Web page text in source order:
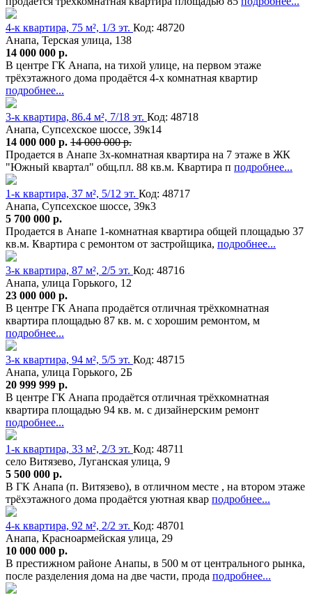
4-к квартира, 75 м², 1/3 эт. Код: 48720
Анапа, Терская улица, 138
14 000 000 р.
В центре ГК Анапа, на тихой улице, на первом этаже
трёхэтажного дома продаётся 4-х комнатная квартир
подробнее...
3-к квартира, 86.4 м², 7/18 эт. Код: 48718
Анапа, Супсехское шоссе, 39к14
14 000 000 р. 14 000 000 р.
Продается в Анапе 3х-комнатная квартира на 7 этаже в ЖК
"Южный квартал" общ.пл. 88 кв.м. Квартира п подробнее...
1-к квартира, 37 м², 5/12 эт. Код: 48717
Анапа, Супсехское шоссе, 39к3
5 700 000 р.
Продается в Анапе 1-комнатная квартира общей площадью 37
кв.м. Квартира с ремонтом от застройщика, подробнее...
3-к квартира, 87 м², 2/5 эт. Код: 48716
Анапа, улица Горького, 12
23 000 000 р.
В центре ГК Анапа продаётся отличная трёхкомнатная
квартира площадью 87 кв. м. с хорошим ремонтом, м
подробнее...
3-к квартира, 94 м², 5/5 эт. Код: 48715
Анапа, улица Горького, 2Б
20 999 999 р.
В центре ГК Анапа продаётся отличная трёхкомнатная
квартира площадью 94 кв. м. с дизайнерским ремонт
подробнее...
1-к квартира, 33 м², 2/3 эт. Код: 48711
село Витязево, Луганская улица, 9
5 500 000 р.
В ГК Анапа (п. Витязево), в отличном месте , на втором этаже
трёхэтажного дома продаётся уютная квар подробнее...
4-к квартира, 92 м², 2/2 эт. Код: 48701
Анапа, Красноармейская улица, 29
10 000 000 р.
В престижном районе Анапы, в 500 м от центрального рынка,
после разделения дома на две части, прода подробнее...